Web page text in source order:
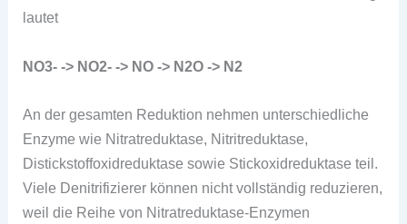
lautet
NO3- -> NO2- -> NO -> N2O -> N2
An der gesamten Reduktion nehmen unterschiedliche
Enzyme wie Nitratreduktase, Nitritreduktase,
Distickstoffoxidreduktase sowie Stickoxidreduktase teil.
Viele Denitrifizierer können nicht vollständig reduzieren,
weil die Reihe von Nitratreduktase-Enzymen